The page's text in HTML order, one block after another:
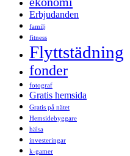
Erbjudanden
familj
fitness
Flyttstädning
fonder
fotograf
Gratis hemsida
Gratis på nätet
Hemsidebyggare
hälsa
investeringar
k-gamer